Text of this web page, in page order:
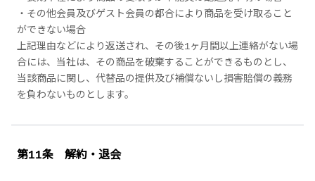
・その他会員及びゲスト会員の都合により商品を受け取ること
ができない場合
上記理由などにより返送され、その後1ヶ月間以上連絡がない場
合には、当社は、その商品を破棄することができるものとし、
当該商品に関し、代替品の提供及び補償ないし損害賠償の義務
を負わないものとします。
第11条 解約・退会